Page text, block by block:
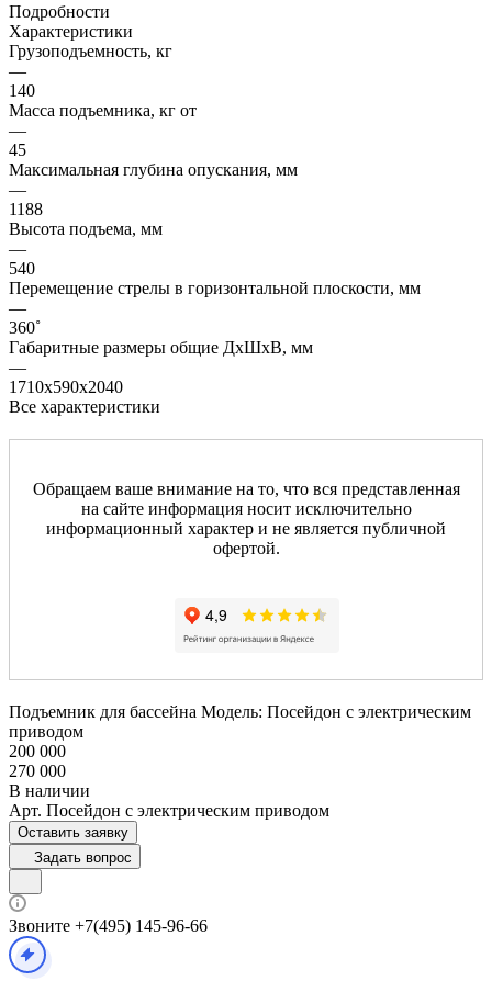
Подробности
Характеристики
Грузоподъемность, кг
—
140
Масса подъемника, кг от
—
45
Максимальная глубина опускания, мм
—
1188
Высота подъема, мм
—
540
Перемещение стрелы в горизонтальной плоскости, мм
—
360˚
Габаритные размеры общие ДхШхВ, мм
—
1710х590х2040
Все характеристики
Обращаем ваше внимание на то, что вся представленная
на сайте информация носит исключительно
информационный характер и не является публичной
офертой.
Подъемник для бассейна Модель: Посейдон с электрическим
приводом
200 000
270 000
В наличии
Арт. Посейдон с электрическим приводом
Оставить заявку
Задать вопрос
Звоните +7(495) 145-96-66